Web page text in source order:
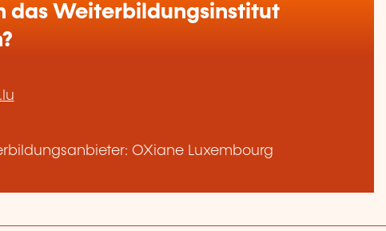
das Weiterbildungsinstitut
OXiane Luxembourg